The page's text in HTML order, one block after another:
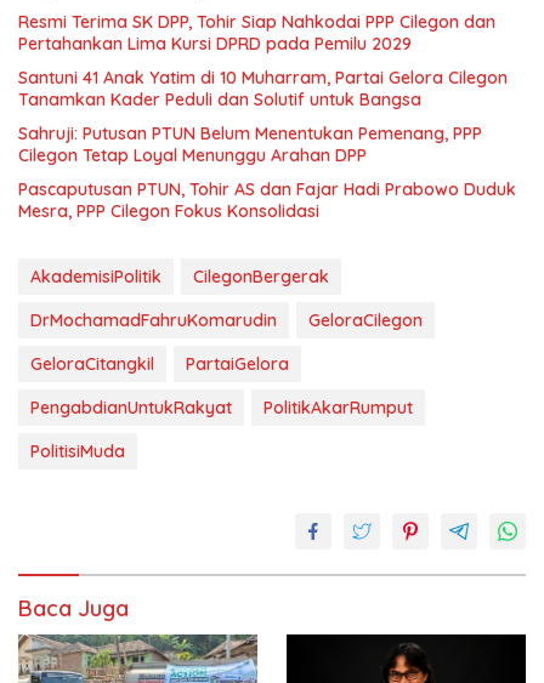
Resmi Terima SK DPP, Tohir Siap Nahkodai PPP Cilegon dan
Pertahankan Lima Kursi DPRD pada Pemilu 2029
Santuni 41 Anak Yatim di 10 Muharram, Partai Gelora Cilegon
Tanamkan Kader Peduli dan Solutif untuk Bangsa
Sahruji: Putusan PTUN Belum Menentukan Pemenang, PPP
Cilegon Tetap Loyal Menunggu Arahan DPP
Pascaputusan PTUN, Tohir AS dan Fajar Hadi Prabowo Duduk
Mesra, PPP Cilegon Fokus Konsolidasi
AkademisiPolitik
CilegonBergerak
DrMochamadFahruKomarudin
GeloraCilegon
GeloraCitangkil
PartaiGelora
PengabdianUntukRakyat
PolitikAkarRumput
PolitisiMuda
Baca Juga